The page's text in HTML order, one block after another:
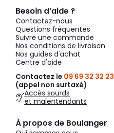
Besoin d’aide ?
Contactez-nous
Questions fréquentes
Suivre une commande
Nos conditions de livraison
Nos guides d'achat
Centre d'aide
Contactez le 09 69 32 32 23
(appel non surtaxé)
Accès sourds
et malentendants
À propos de Boulanger